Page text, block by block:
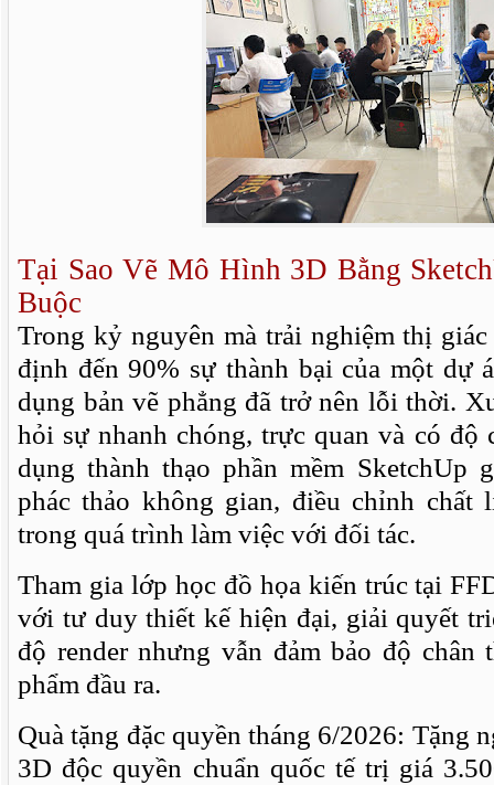
Tại Sao Vẽ Mô Hình 3D Bằng
Buộc
Trong kỷ nguyên mà trải nghiệm thị
định đến 90% sự thành bại của một dự
dụng bản vẽ phẳng đã trở nên lỗi thời.
hỏi sự nhanh chóng, trực quan và có độ
dụng thành thạo phần mềm SketchUp
phác thảo không gian, điều chỉnh chất
trong quá trình làm việc với đối tác.
Tham gia lớp học đồ họa kiến trúc tại
với tư duy thiết kế hiện đại, giải quyết
độ render nhưng vẫn đảm bảo độ chân
phẩm đầu ra.
Quà tặng đặc quyền tháng 6/2026: Tặng
3D độc quyền chuẩn quốc tế trị giá